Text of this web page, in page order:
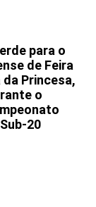
para o
de Feira
Princesa,
o
20